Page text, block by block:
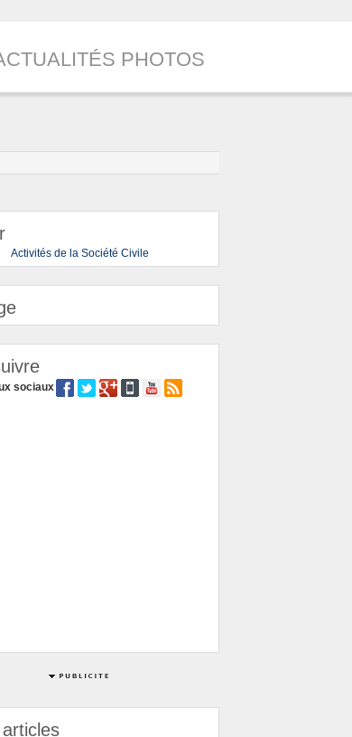
PHOTOS
Activités de la Société Civile
sociaux